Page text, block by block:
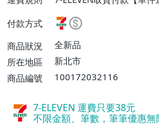
掛號【單件運費$60】、
【免運費】
付款方式
商品狀況
全新品
所在地區
新北市
商品編號
100172032116
7-ELEVEN 運費只要38元
不限金額、筆數，筆筆優惠無